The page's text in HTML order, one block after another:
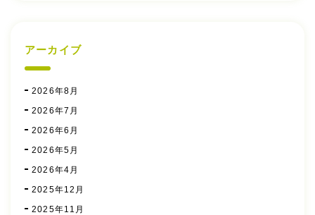
アーカイブ
2026年8月
2026年7月
2026年6月
2026年5月
2026年4月
2025年12月
2025年11月